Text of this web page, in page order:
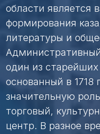
области является
формирования
литературы и
один из старейших
основанный в
значительную
торговый,
центр. В разное